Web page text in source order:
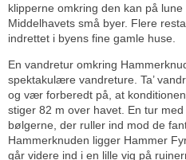
klipperne omkring den kan på
Middelhavets små byer. Flere
indrettet i byens fine gamle huse.
En vandretur omkring
spektakulære vandreture. Ta’
og vær forberedt på, at
stiger 82 m over havet. En tur
bølgerne, der ruller ind mod de
Hammerknuden ligger Hammer
går videre ind i en lille vig på